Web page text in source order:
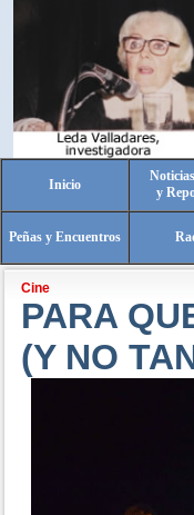
Inicio
y
Peñas y Encuentros
Cine
PARA
(Y NO